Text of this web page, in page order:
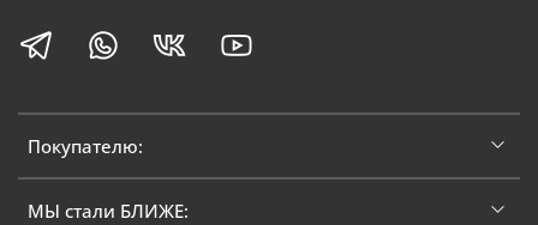
Покупателю:
МЫ стали БЛИЖЕ: